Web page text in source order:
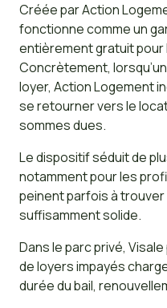
Créée par Action
fonctionne comme un
entièrement gratuit
Concrètement,
loyer, Action Logement
se retourner vers le
sommes dues.
Le dispositif séduit de
notamment pour les
peinent parfois à trouver
suffisamment solide.
Dans le parc privé,
de loyers impayés
durée du bail,